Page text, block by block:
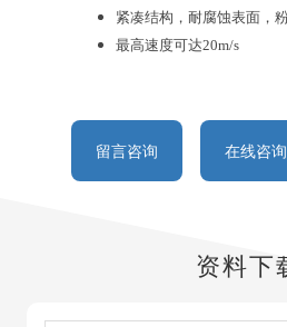
紧凑结构，耐腐蚀表面，
最高速度可达20m/s
留言咨询 在线咨询
资料下